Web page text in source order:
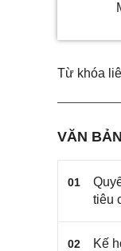
Từ khóa
VĂN
01
tiêu
02
Kế